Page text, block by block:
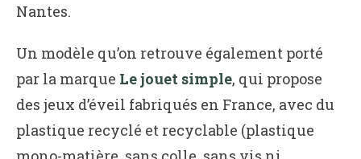
Nantes.
Un modèle qu’on retrouve également porté
par la marque Le jouet simple, qui propose
des jeux d’éveil fabriqués en France, avec du
plastique recyclé et recyclable (plastique